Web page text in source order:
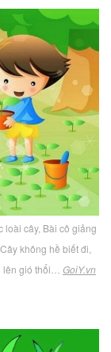
loài cây, Bài cô giảng
không hề biết đi,
lên gió thổi… GoiY.vn